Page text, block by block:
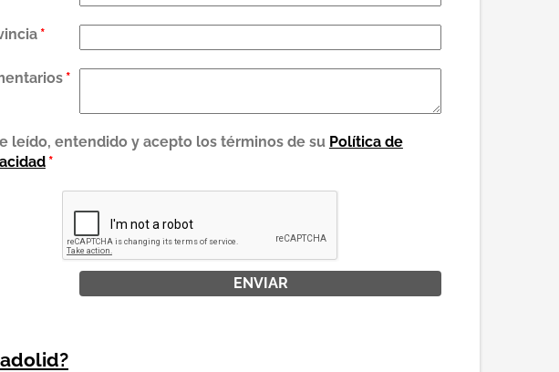
*
*
leído, entendido y acepto los términos de su Política de
*